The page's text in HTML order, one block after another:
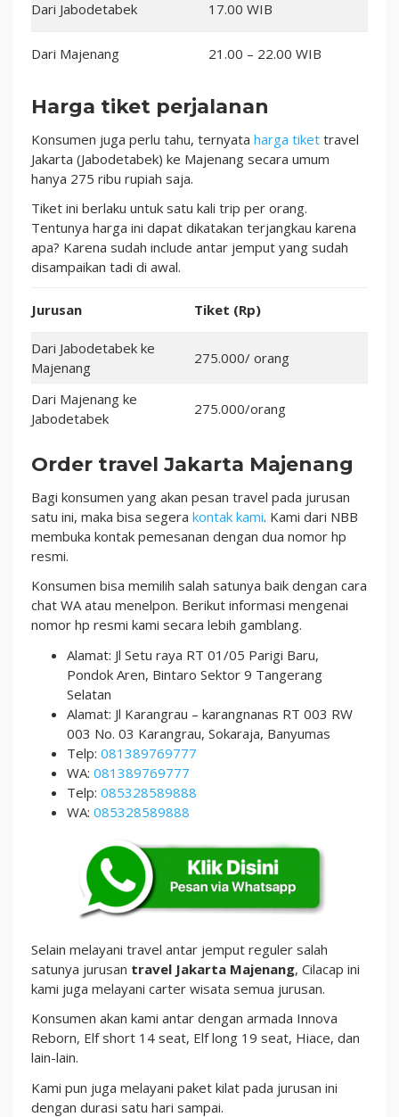
Dari Jabodetabek 17.00 WIB
Dari Majenang 21.00 – 22.00 WIB
Harga tiket perjalanan
Konsumen juga perlu tahu, ternyata harga tiket travel
Jakarta (Jabodetabek) ke Majenang secara umum
hanya 275 ribu rupiah saja.
Tiket ini berlaku untuk satu kali trip per orang.
Tentunya harga ini dapat dikatakan terjangkau karena
apa? Karena sudah include antar jemput yang sudah
disampaikan tadi di awal.
Jurusan Tiket (Rp)
Dari Jabodetabek ke
Majenang
275.000/ orang
Dari Majenang ke
Jabodetabek
275.000/orang
Order travel Jakarta Majenang
Bagi konsumen yang akan pesan travel pada jurusan
satu ini, maka bisa segera kontak kami. Kami dari NBB
membuka kontak pemesanan dengan dua nomor hp
resmi.
Konsumen bisa memilih salah satunya baik dengan cara
chat WA atau menelpon. Berikut informasi mengenai
nomor hp resmi kami secara lebih gamblang.
Alamat: Jl Setu raya RT 01/05 Parigi Baru,
Pondok Aren, Bintaro Sektor 9 Tangerang
Selatan
Alamat: Jl Karangrau – karangnanas RT 003 RW
003 No. 03 Karangrau, Sokaraja, Banyumas
Telp: 081389769777
WA: 081389769777
Telp: 085328589888
WA: 085328589888
Selain melayani travel antar jemput reguler salah
satunya jurusan travel Jakarta Majenang, Cilacap ini
kami juga melayani carter wisata semua jurusan.
Konsumen akan kami antar dengan armada Innova
Reborn, Elf short 14 seat, Elf long 19 seat, Hiace, dan
lain-lain.
Kami pun juga melayani paket kilat pada jurusan ini
dengan durasi satu hari sampai.